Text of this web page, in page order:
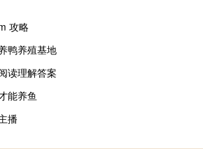
攻略
鸭养殖基地
读理解答案
能养鱼
播